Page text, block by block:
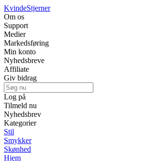
KvindeStjerner
Om os
Support
Medier
Markedsføring
Min konto
Nyhedsbreve
Affiliate
Giv bidrag
Log på
Tilmeld nu
Nyhedsbrev
Kategorier
Stil
Smykker
Skønhed
Hjem